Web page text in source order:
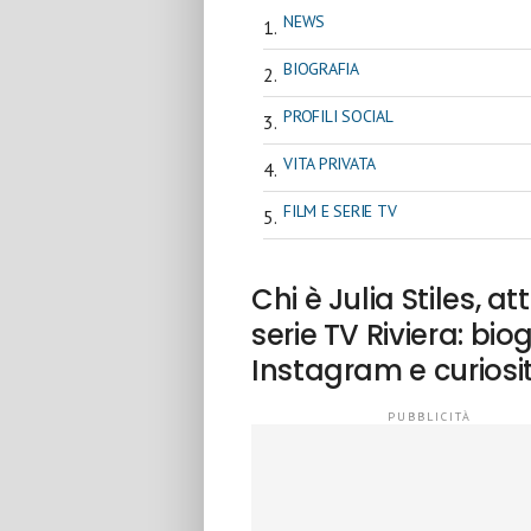
NEWS
BIOGRAFIA
PROFILI SOCIAL
VITA PRIVATA
FILM E SERIE TV
Chi è Julia Stiles,
serie TV Riviera:
Instagram e